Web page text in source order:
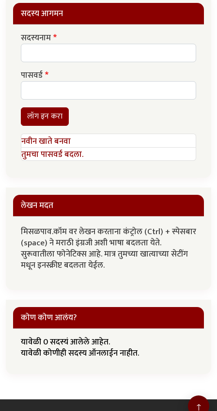
सदस्य आगमन
सदस्यनाम
पासवर्ड
लॉग इन करा
नवीन खाते बनवा
तुमचा पासवर्ड बदला.
लेखन मदत
मिसळपाव.कॉम वर लेखन करताना कंट्रोल (Ctrl) + स्पेसबार
(space) ने मराठी इंग्रजी अशी भाषा बदलता येते.
सुरूवातीला फोनेटिक्स आहे. मात्र तुमच्या खात्याच्या सेटींग
मधून इनस्क्रीप्ट बदलता येईल.
कोण कोण आलंय?
यावेळी 0 सदस्यं आलेले आहेत.
यावेळी कोणीही सदस्य ऑनलाईन नाहीत.
↑